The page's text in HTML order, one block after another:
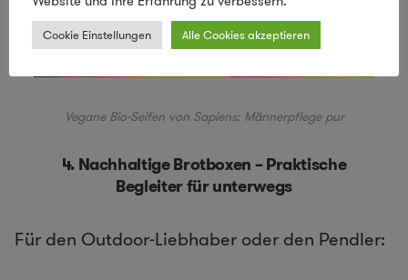
Vegane Bio-Seifen von Sapiens: Männerpflege pur
4. Nachhaltige Brotboxen – Praktische
Begleiter für unterwegs
Für den Outdoor-Liebhaber oder den Pendler:
Cookie Einstellungen Alle Cookies akzeptieren